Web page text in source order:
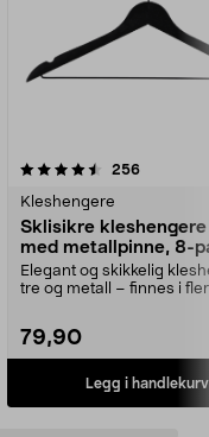
256
Kleshengere
Sklisikre
med metallpinne, 8-
Elegant og skikkelig
tre og metall – finnes i
79,90
Legg i handlekurv
4.5av 5 stjerner